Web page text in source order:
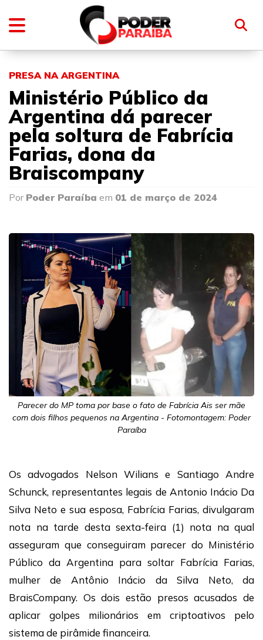
PRESA NA ARGENTINA
Ministério Público da
Argentina dá parecer
pela soltura de Fabrícia
Farias, dona da
Braiscompany
Por Poder Paraíba em 01 de março de 2024
Parecer do MP toma por base o fato de Fabrícia Ais ser mãe
com dois filhos pequenos na Argentina - Fotomontagem: Poder
Paraíba
Os advogados Nelson Wilians e Santiago Andre
Schunck, representantes legais de Antonio Inácio Da
Silva Neto e sua esposa, Fabrícia Farias, divulgaram
nota na tarde desta sexta-feira (1) nota na qual
asseguram que conseguiram parecer do Ministério
Público da Argentina para soltar Fabrícia Farias,
mulher de Antônio Inácio da Silva Neto, da
BraisCompany. Os dois estão presos acusados de
aplicar golpes milionários em criptoativos pelo
sistema de pirâmide financeira.